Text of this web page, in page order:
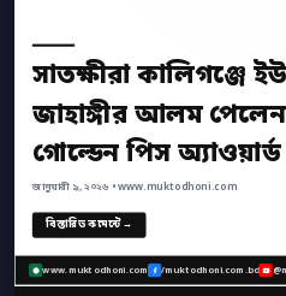
সাতক্ষীরা কালিগঞ্জে
জাহাঙ্গীর আলম
গোল্ডেন পিস অ্যাওয়ার্ড
জানুয়ারী ৯, ২০২৬ • www.muktodhoni.com
বিস্তারিত কমেন্টে →
www.muktodhoni.com /muktodhoni.com.bd